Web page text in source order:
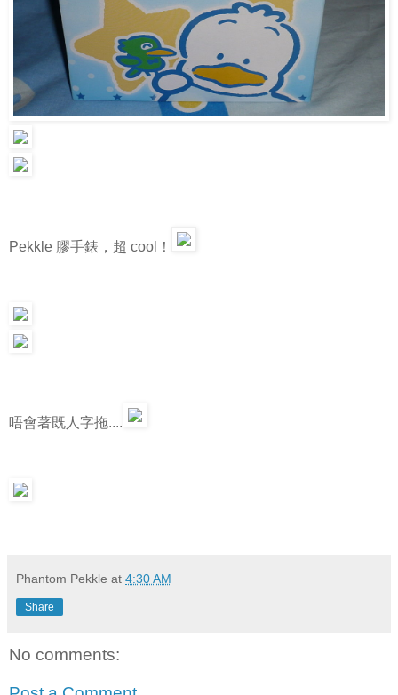
Pekkle 膠手錶，超 cool！
唔會著既人字拖....
Phantom Pekkle at 4:30 AM
Share
No comments: